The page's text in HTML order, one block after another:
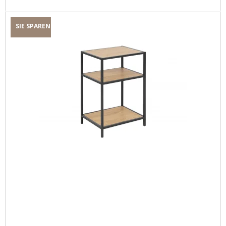
SIE SPAREN